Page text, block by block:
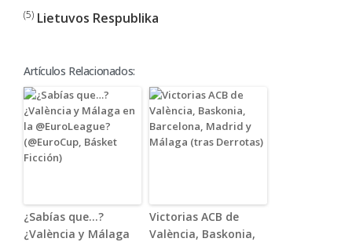
(5) Lietuvos Respublika
Artículos Relacionados:
¿Sabías que…?
¿València y Málaga
Victorias ACB de
València, Baskonia,